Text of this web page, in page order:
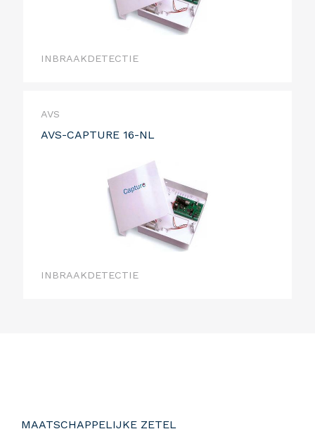
INBRAAKDETECTIE
AVS
AVS-CAPTURE 16-NL
INBRAAKDETECTIE
MAATSCHAPPELIJKE ZETEL